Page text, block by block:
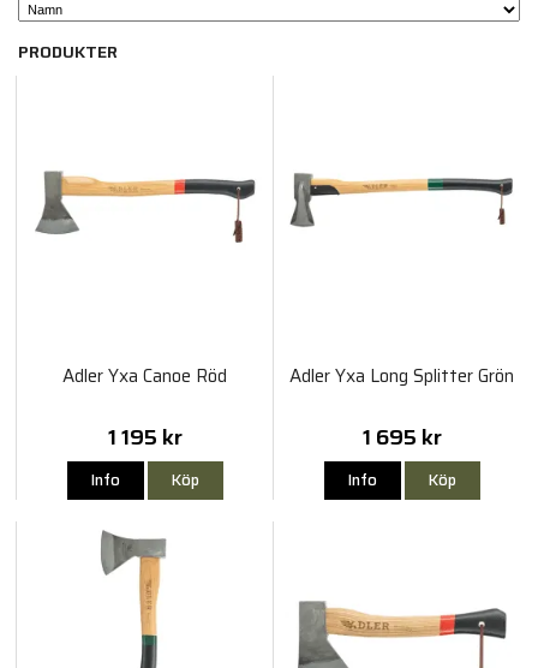
PRODUKTER
Adler Yxa Canoe Röd
1 195 kr
Info Köp
Adler Yxa Long Splitter Grön
1 695 kr
Info Köp